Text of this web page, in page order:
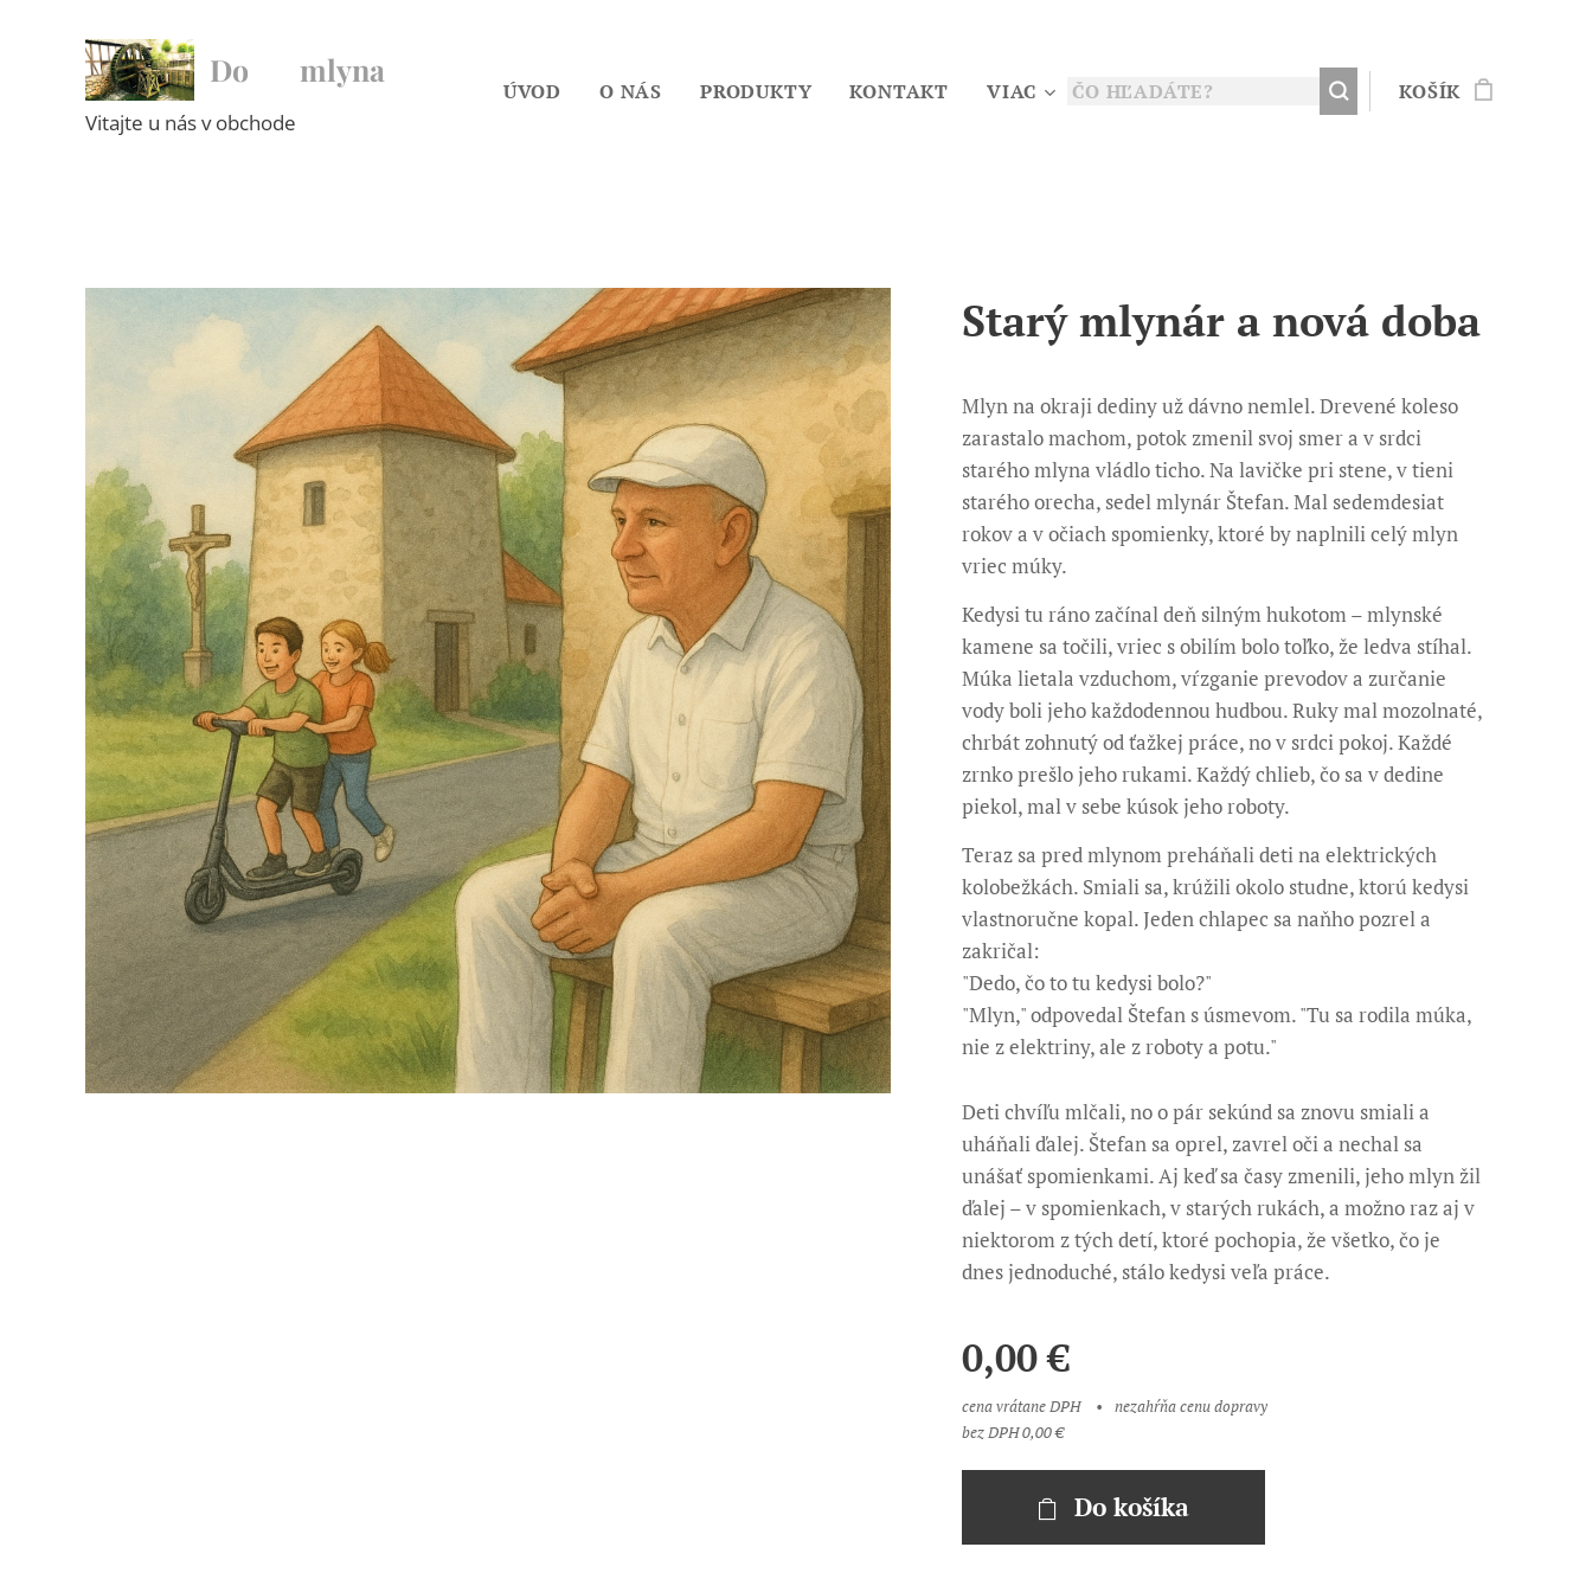
Do ♥ mlyna
Vitajte u nás v obchode
ÚVOD O NÁS PRODUKTY KONTAKT VIAC KOŠÍK
Starý mlynár a nová doba
Mlyn na okraji dediny už dávno nemlel. Drevené koleso
zarastalo machom, potok zmenil svoj smer a v srdci
starého mlyna vládlo ticho. Na lavičke pri stene, v tieni
starého orecha, sedel mlynár Štefan. Mal sedemdesiat
rokov a v očiach spomienky, ktoré by naplnili celý mlyn
vriec múky.
Kedysi tu ráno začínal deň silným hukotom – mlynské
kamene sa točili, vriec s obilím bolo toľko, že ledva stíhal.
Múka lietala vzduchom, vŕzganie prevodov a zurčanie
vody boli jeho každodennou hudbou. Ruky mal mozolnaté,
chrbát zohnutý od ťažkej práce, no v srdci pokoj. Každé
zrnko prešlo jeho rukami. Každý chlieb, čo sa v dedine
piekol, mal v sebe kúsok jeho roboty.
Teraz sa pred mlynom preháňali deti na elektrických
kolobežkách. Smiali sa, krúžili okolo studne, ktorú kedysi
vlastnoručne kopal. Jeden chlapec sa naňho pozrel a
zakričal:
"Dedo, čo to tu kedysi bolo?"
"Mlyn," odpovedal Štefan s úsmevom. "Tu sa rodila múka,
nie z elektriny, ale z roboty a potu."
Deti chvíľu mlčali, no o pár sekúnd sa znovu smiali a
uháňali ďalej. Štefan sa oprel, zavrel oči a nechal sa
unášať spomienkami. Aj keď sa časy zmenili, jeho mlyn žil
ďalej – v spomienkach, v starých rukách, a možno raz aj v
niektorom z tých detí, ktoré pochopia, že všetko, čo je
dnes jednoduché, stálo kedysi veľa práce.
0,00€
cena vrátane DPH
nezahŕňa cenu dopravy
bez DPH 0,00 €
Do košíka